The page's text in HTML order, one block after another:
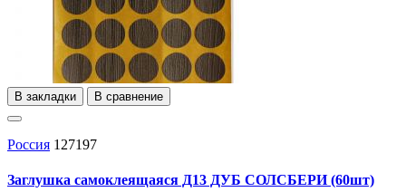
В закладки В сравнение
Россия 127197
Заглушка самоклеящаяся Д13 ДУБ СОЛСБЕРИ (60шт)